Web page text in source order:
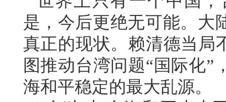
是，今后更绝无可能。大
真正的现状。赖清德当局
图推动台湾问题“国际化”
海和平稳定的最大乱源。